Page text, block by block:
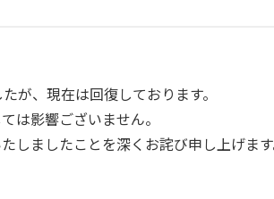
が、現在は回復しております。
は影響ございません。
しましたことを深くお詫び申し上げます